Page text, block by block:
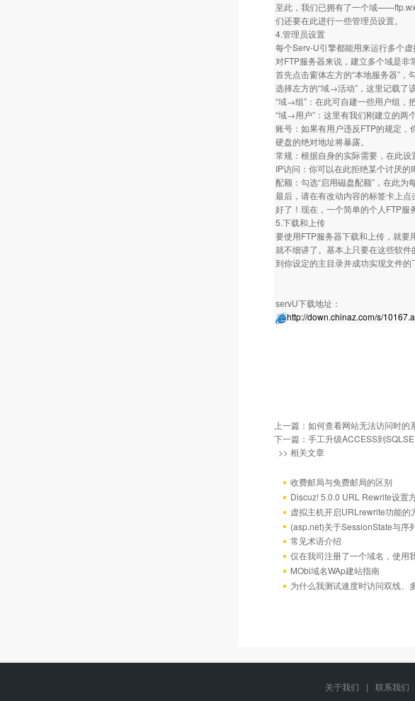
至此，我们已拥有了一个域
们还要在此进行一些管理员设置。
4.管理员设置
每个Serv-U引擎都能用来运行多个虚
对FTP服务器来说，建立多个域是非
首先点击窗体左方的“本地服务器”，
选择左方的“域→活动”，这里记载了
“域→组”：在此可自建一些用户组，
“域→用户”：这里有我们刚建立的两
账号：如果有用户违反FTP的规定，
硬盘的绝对地址将暴露。
常规：根据自身的实际需要，在此设
IP访问：你可以在此拒绝某个讨厌的
配额：勾选“启用磁盘配额”，在此为
最后，请在有改动内容的标签卡上点
好了！现在，一个简单的个人FTP服
5.下载和上传
要使用FTP服务器下载和上传，就
就不细讲了。基本上只要在这些软
到你设定的主目录并成功实现文件
servU下载地址：
http://down.chinaz.com/s/
上一篇： 如何查看网站无法访问时的
下一篇： 手工升级ACCESS到
>> 相关文章
收费邮局与免费邮局的区别
Discuz! 5.0.0 URL Rewrite设置
虚拟主机开启URLrewrite功能的
(asp.net)关于SessionState与序
常见术语介绍
仅在我司注册了一个域名，使用
MObi域名WAp建站指南
为什么我测试速度时访问双线、
关于我们 | 联系我们